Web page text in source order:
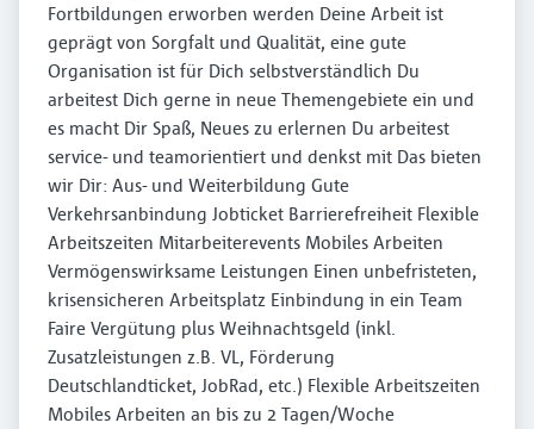
Fortbildungen erworben werden Deine Arbeit ist
geprägt von Sorgfalt und Qualität, eine gute
Organisation ist für Dich selbstverständlich Du
arbeitest Dich gerne in neue Themengebiete ein und
es macht Dir Spaß, Neues zu erlernen Du arbeitest
service- und teamorientiert und denkst mit Das bieten
wir Dir: Aus- und Weiterbildung Gute
Verkehrsanbindung Jobticket Barrierefreiheit Flexible
Arbeitszeiten Mitarbeiterevents Mobiles Arbeiten
Vermögenswirksame Leistungen Einen unbefristeten,
krisensicheren Arbeitsplatz Einbindung in ein Team
Faire Vergütung plus Weihnachtsgeld (inkl.
Zusatzleistungen z.B. VL, Förderung
Deutschlandticket, JobRad, etc.) Flexible Arbeitszeiten
Mobiles Arbeiten an bis zu 2 Tagen/Woche